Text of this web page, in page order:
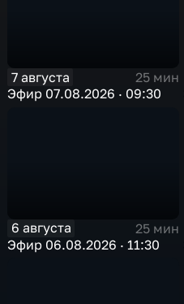
7 августа
25 мин
Эфир 07.08.2026 · 09:30
6 августа
25 мин
Эфир 06.08.2026 · 11:30